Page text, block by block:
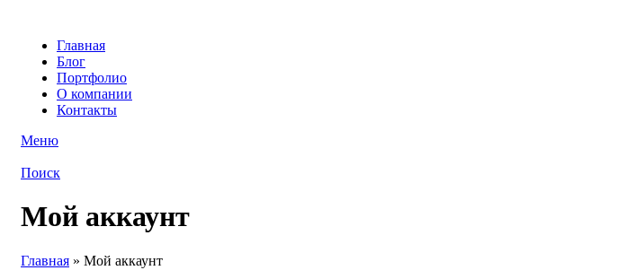
Главная
Блог
Портфолио
О компании
Контакты
Меню
Поиск
Мой аккаунт
Главная » Мой аккаунт